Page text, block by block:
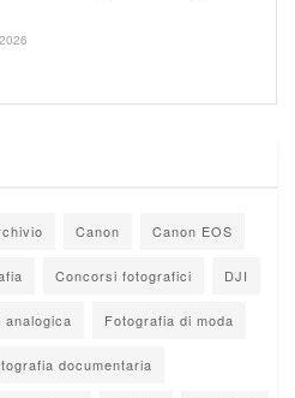
Canon Canon EOS
Concorsi fotografici DJI
analogica Fotografia di moda
documentaria